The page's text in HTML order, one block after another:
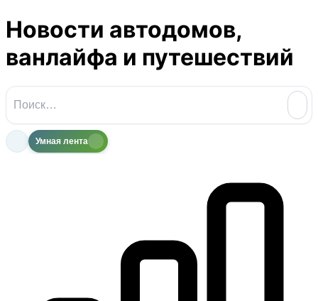
Новости автодомов,
ванлайфа и путешествий
Умная лента